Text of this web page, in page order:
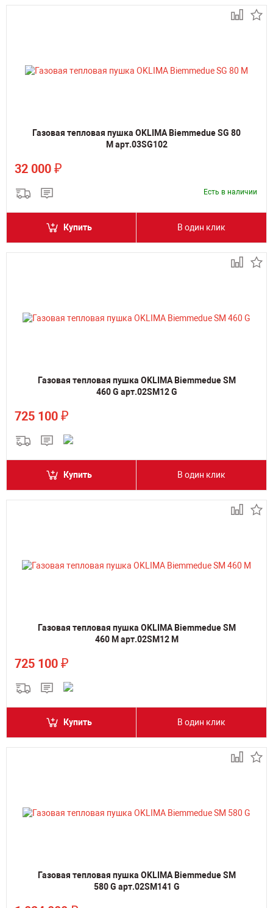
Газовая тепловая пушка OKLIMA Biemmedue SG 80
M арт.03SG102
32 000 ₽
Есть в наличии
Купить В один клик
Газовая тепловая пушка OKLIMA Biemmedue SM
460 G арт.02SM12 G
725 100 ₽
Купить В один клик
Газовая тепловая пушка OKLIMA Biemmedue SM
460 M арт.02SM12 M
725 100 ₽
Купить В один клик
Газовая тепловая пушка OKLIMA Biemmedue SM
580 G арт.02SM141 G